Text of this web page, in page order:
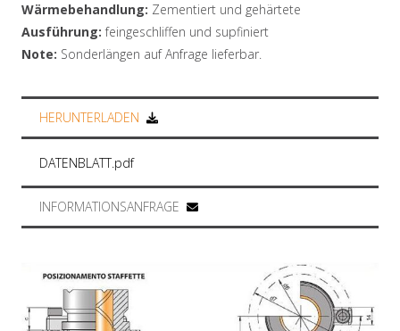
Wärmebehandlung: Zementiert und gehärtete
Ausführung: feingeschliffen und supfiniert
Note: Sonderlängen auf Anfrage lieferbar.
HERUNTERLADEN
DATENBLATT.pdf
INFORMATIONSANFRAGE